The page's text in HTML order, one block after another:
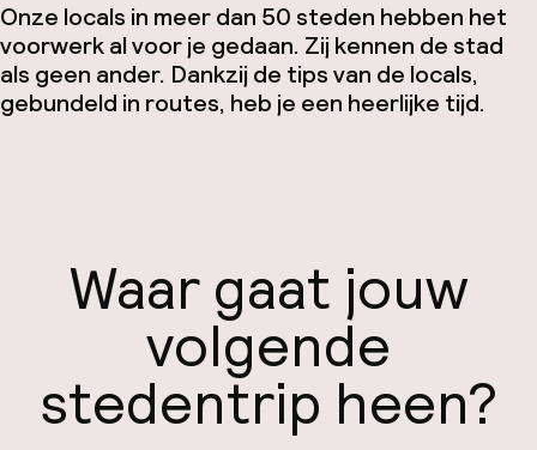
Onze locals in meer dan 50 steden hebben het
voorwerk al voor je gedaan. Zij kennen de stad
als geen ander. Dankzij de tips van de locals,
gebundeld in routes, heb je een heerlijke tijd.
Waar gaat jouw
volgende
stedentrip heen?